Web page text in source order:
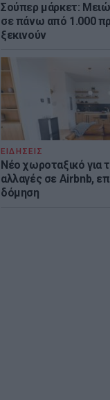
Σούπερ μάρκετ:
σε πάνω από 1.000
ξεκινούν
ΕΙΔΗΣΕΙΣ
Νέο χωροταξικό για
αλλαγές σε Airbnb,
δόμηση